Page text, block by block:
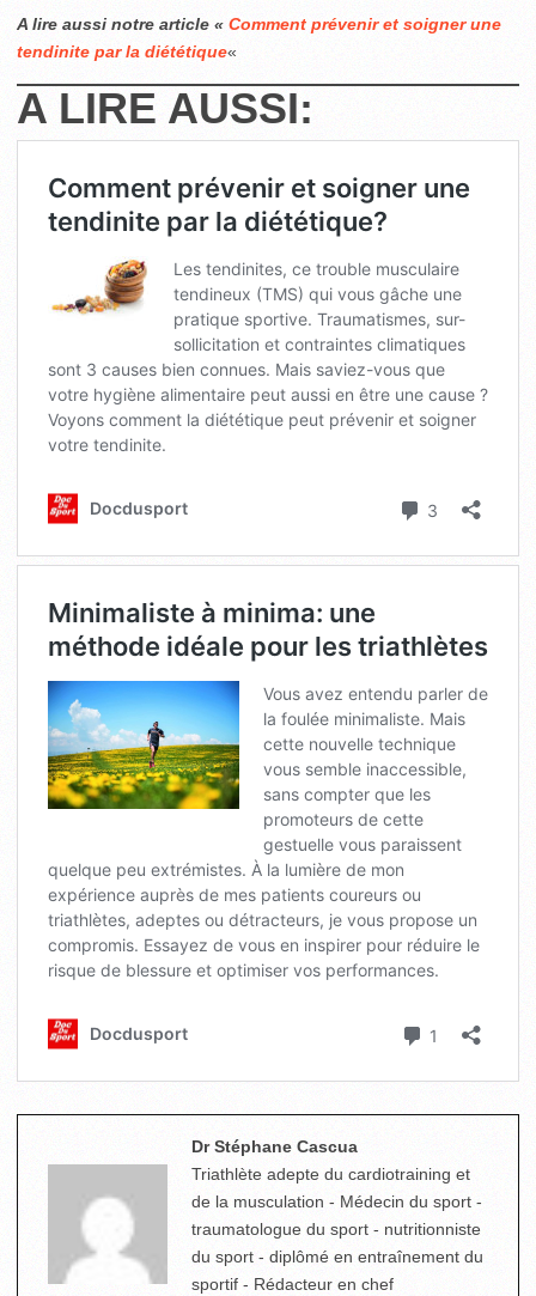
A lire aussi notre article « Comment prévenir et soigner une
tendinite par la diététique«
A LIRE AUSSI:
Dr Stéphane Cascua
Triathlète adepte du cardiotraining et
de la musculation - Médecin du sport -
traumatologue du sport - nutritionniste
du sport - diplômé en entraînement du
sportif - Rédacteur en chef